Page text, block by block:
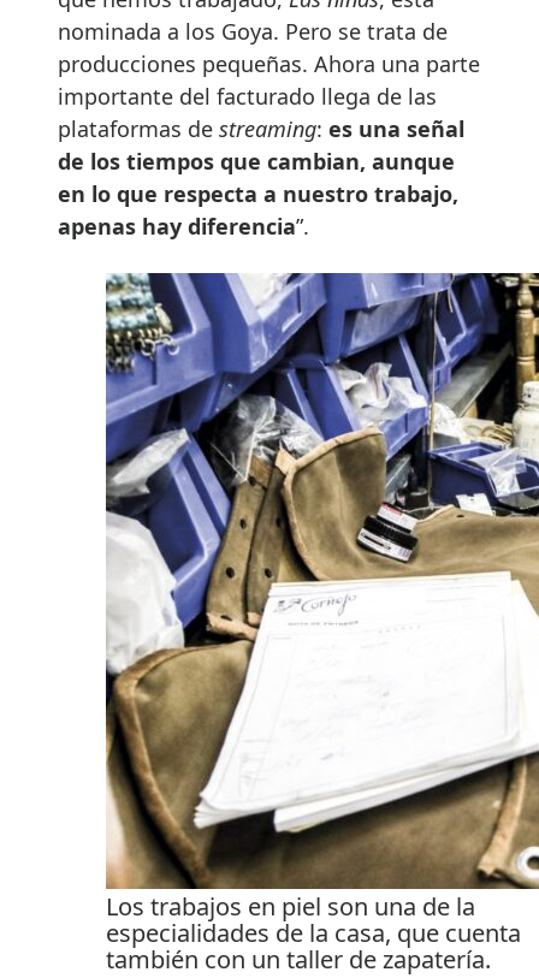
nominada a los Goya. Pero se trata de
producciones pequeñas. Ahora una parte
importante del facturado llega de las
plataformas de streaming: es una señal
de los tiempos que cambian, aunque
en lo que respecta a nuestro trabajo,
apenas hay diferencia”.
Los trabajos en piel son una de la
especialidades de la casa, que cuenta
también con un taller de zapatería.